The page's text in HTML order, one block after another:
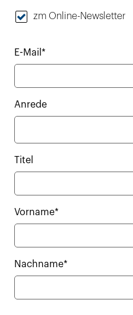
zm Online-Newsletter
E-Mail*
Anrede
Titel
Vorname*
Nachname*